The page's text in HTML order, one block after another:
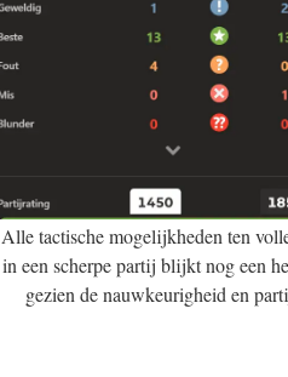
Alle tactische mogelijkheden ten
in een scherpe partij blijkt nog een
gezien de nauwkeurigheid en